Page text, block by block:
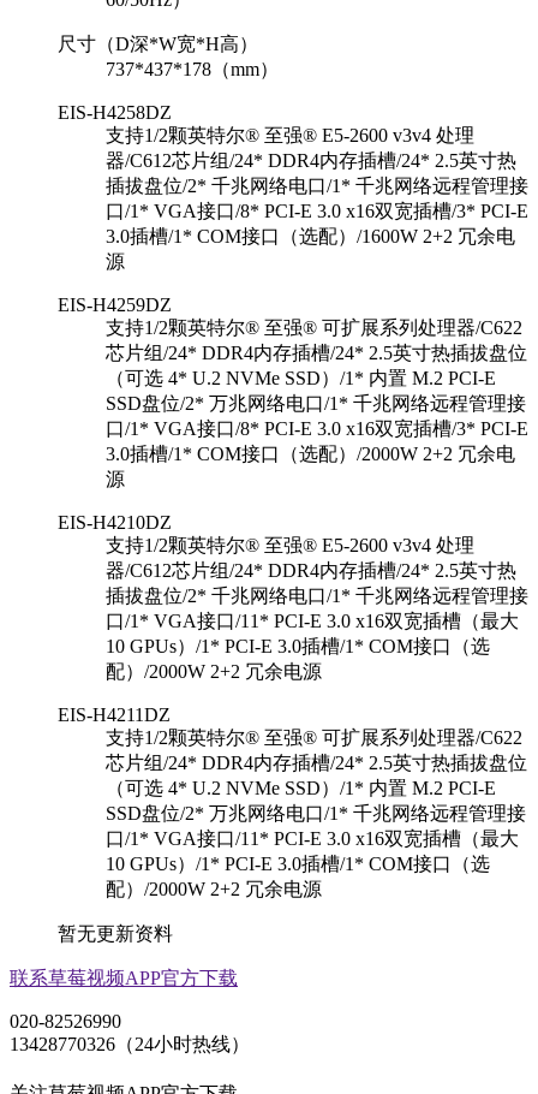
尺寸（D深*W宽*H高）
737*437*178（mm）
EIS-H4258DZ
支持1/2颗英特尔® 至强® E5-2600 v3v4 处理
器/C612芯片组/24* DDR4内存插槽/24* 2.5英寸热
插拔盘位/2* 千兆网络电口/1* 千兆网络远程管理接
口/1* VGA接口/8* PCI-E 3.0 x16双宽插槽/3* PCI-E
3.0插槽/1* COM接口（选配）/1600W 2+2 冗余电
源
EIS-H4259DZ
支持1/2颗英特尔® 至强® 可扩展系列处理器/C622
芯片组/24* DDR4内存插槽/24* 2.5英寸热插拔盘位
（可选 4* U.2 NVMe SSD）/1* 内置 M.2 PCI-E
SSD盘位/2* 万兆网络电口/1* 千兆网络远程管理接
口/1* VGA接口/8* PCI-E 3.0 x16双宽插槽/3* PCI-E
3.0插槽/1* COM接口（选配）/2000W 2+2 冗余电
源
EIS-H4210DZ
支持1/2颗英特尔® 至强® E5-2600 v3v4 处理
器/C612芯片组/24* DDR4内存插槽/24* 2.5英寸热
插拔盘位/2* 千兆网络电口/1* 千兆网络远程管理接
口/1* VGA接口/11* PCI-E 3.0 x16双宽插槽（最大
10 GPUs）/1* PCI-E 3.0插槽/1* COM接口（选
配）/2000W 2+2 冗余电源
EIS-H4211DZ
支持1/2颗英特尔® 至强® 可扩展系列处理器/C622
芯片组/24* DDR4内存插槽/24* 2.5英寸热插拔盘位
（可选 4* U.2 NVMe SSD）/1* 内置 M.2 PCI-E
SSD盘位/2* 万兆网络电口/1* 千兆网络远程管理接
口/1* VGA接口/11* PCI-E 3.0 x16双宽插槽（最大
10 GPUs）/1* PCI-E 3.0插槽/1* COM接口（选
配）/2000W 2+2 冗余电源
暂无更新资料
联系草莓视频APP官方下载
020-82526990
13428770326（24小时热线）